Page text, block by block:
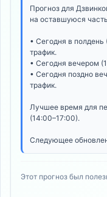
Прогноз для
на оставшуюся
• Сегодня в
трафик.
• Сегодня вечером
• Сегодня поздно
трафик.
Лучшее время для
(14:00–17:00).
Следующее
Этот прогноз был